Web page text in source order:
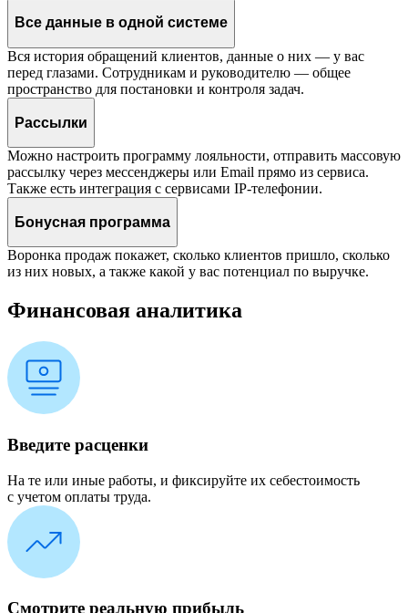
Все данные в одной системе
Вся история обращений клиентов, данные о них — у вас
перед глазами. Сотрудникам и руководителю — общее
пространство для постановки и контроля задач.
Рассылки
Можно настроить программу лояльности, отправить массовую
рассылку через мессенджеры или Email прямо из сервиса.
Также есть интеграция с сервисами IP-телефонии.
Бонусная программа
Воронка продаж покажет, сколько клиентов пришло, сколько
из них новых, а также какой у вас потенциал по выручке.
Финансовая аналитика
Введите расценки
На те или иные работы, и фиксируйте их себестоимость
с учетом оплаты труда.
Смотрите реальную прибыль